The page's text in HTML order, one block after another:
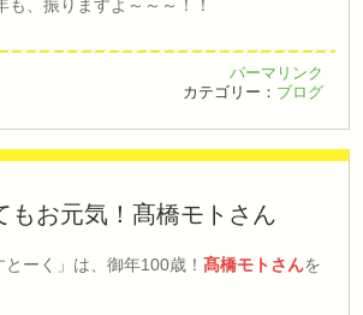
も、振りますよ～～～！！
パーマリンク
カテゴリー： ブログ
もお元気！髙橋モトさん
とーく」は、御年100歳！髙橋モトさんを